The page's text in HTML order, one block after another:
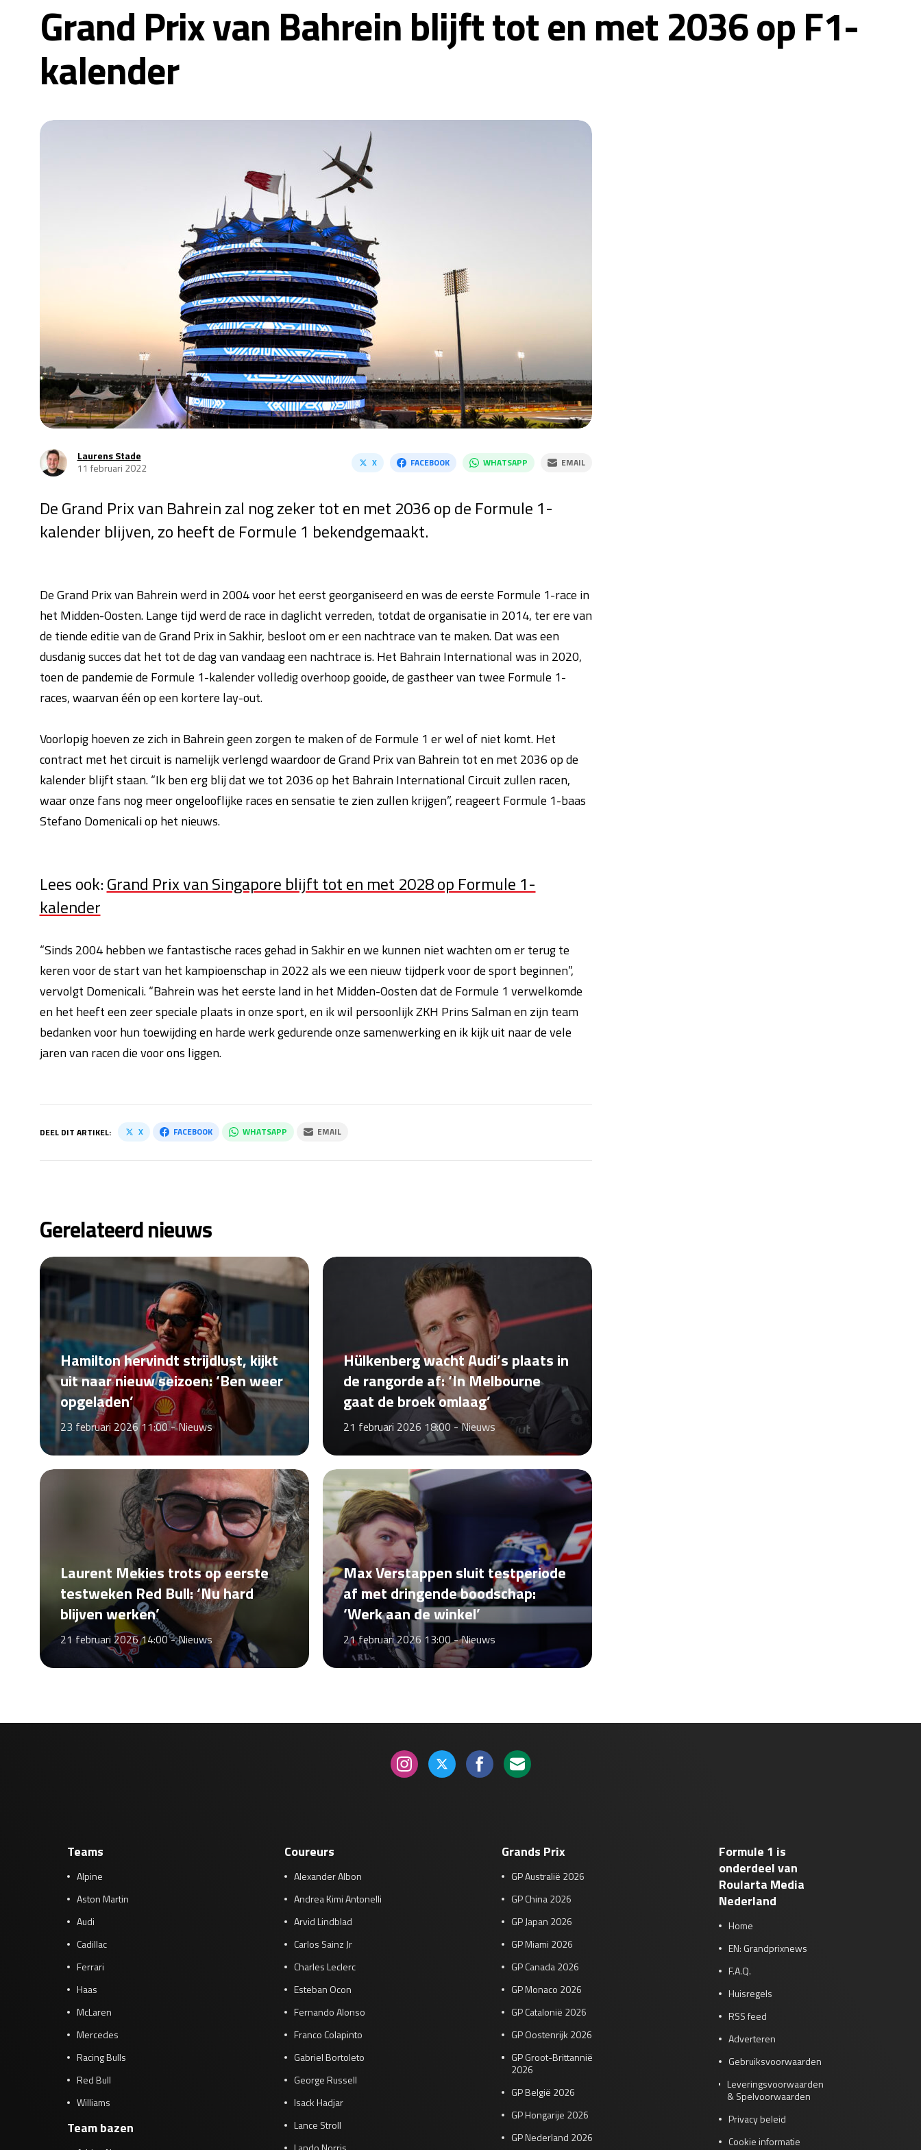
Grand Prix van Bahrein blijft tot en met 2036 op F1-
kalender
Laurens Stade
11 februari 2022
X FACEBOOK WHATSAPP EMAIL
De Grand Prix van Bahrein zal nog zeker tot en met 2036 op de Formule 1-
kalender blijven, zo heeft de Formule 1 bekendgemaakt.
De Grand Prix van Bahrein werd in 2004 voor het eerst georganiseerd en was de eerste Formule 1-race in
het Midden-Oosten. Lange tijd werd de race in daglicht verreden, totdat de organisatie in 2014, ter ere van
de tiende editie van de Grand Prix in Sakhir, besloot om er een nachtrace van te maken. Dat was een
dusdanig succes dat het tot de dag van vandaag een nachtrace is. Het Bahrain International was in 2020,
toen de pandemie de Formule 1-kalender volledig overhoop gooide, de gastheer van twee Formule 1-
races, waarvan één op een kortere lay-out.
Voorlopig hoeven ze zich in Bahrein geen zorgen te maken of de Formule 1 er wel of niet komt. Het
contract met het circuit is namelijk verlengd waardoor de Grand Prix van Bahrein tot en met 2036 op de
kalender blijft staan. “Ik ben erg blij dat we tot 2036 op het Bahrain International Circuit zullen racen,
waar onze fans nog meer ongelooflijke races en sensatie te zien zullen krijgen”, reageert Formule 1-baas
Stefano Domenicali op het nieuws.
Lees ook:Grand Prix van Singapore blijft tot en met 2028 op Formule 1-
kalender
“Sinds 2004 hebben we fantastische races gehad in Sakhir en we kunnen niet wachten om er terug te
keren voor de start van het kampioenschap in 2022 als we een nieuw tijdperk voor de sport beginnen”,
vervolgt Domenicali. “Bahrein was het eerste land in het Midden-Oosten dat de Formule 1 verwelkomde
en het heeft een zeer speciale plaats in onze sport, en ik wil persoonlijk ZKH Prins Salman en zijn team
bedanken voor hun toewijding en harde werk gedurende onze samenwerking en ik kijk uit naar de vele
jaren van racen die voor ons liggen.
DEEL DIT ARTIKEL: X FACEBOOK WHATSAPP EMAIL
Gerelateerd nieuws
Hamilton hervindt strijdlust, kijkt
uit naar nieuw seizoen: ‘Ben weer
opgeladen’
23 februari 2026 11:00 -Nieuws
Hülkenberg wacht Audi’s plaats in
de rangorde af: ‘In Melbourne
gaat de broek omlaag’
21 februari 2026 18:00 -Nieuws
Laurent Mekies trots op eerste
testweken Red Bull: ‘Nu hard
blijven werken’
21 februari 2026 14:00 -Nieuws
Max Verstappen sluit testperiode
af met dringende boodschap:
‘Werk aan de winkel’
21 februari 2026 13:00 -Nieuws
Teams
Alpine
Aston Martin
Audi
Cadillac
Ferrari
Haas
McLaren
Mercedes
Racing Bulls
Red Bull
Williams
Team bazen
Coureurs
Alexander Albon
Andrea Kimi Antonelli
Arvid Lindblad
Carlos Sainz Jr
Charles Leclerc
Esteban Ocon
Fernando Alonso
Franco Colapinto
Gabriel Bortoleto
George Russell
Isack Hadjar
Lance Stroll
Grands Prix
GP Australië 2026
GP China 2026
GP Japan 2026
GP Miami 2026
GP Canada 2026
GP Monaco 2026
GP Catalonië 2026
GP Oostenrijk 2026
GP Groot-Brittannië
2026
GP België 2026
GP Hongarije 2026
GP Nederland 2026
Formule 1 is
onderdeel van
Roularta Media
Nederland
Home
EN: Grandprixnews
F.A.Q.
Huisregels
RSS feed
Adverteren
Gebruiksvoorwaarden
Leveringsvoorwaarden
& Spelvoorwaarden
Privacy beleid
Cookie informatie